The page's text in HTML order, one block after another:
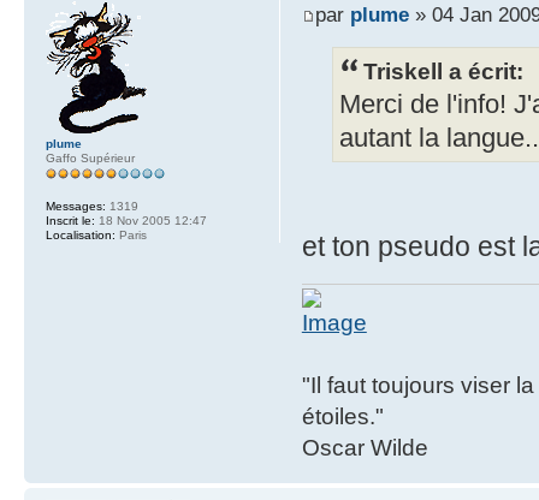
par plume» 04 Jan
Triskell a écrit:
Merci de l'info!
autant la
et ton pseudo est
"Il faut toujours viser
étoiles."
Oscar Wilde
plume
Gaffo Supérieur
Messages: 1319
Inscrit le: 18 Nov 2005 12:47
Localisation: Paris